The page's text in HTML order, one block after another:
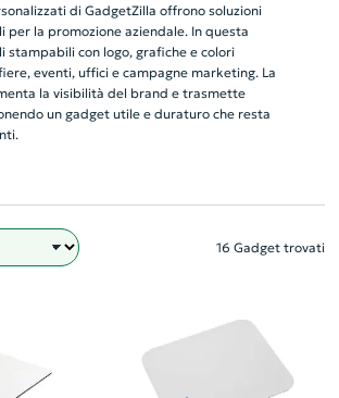
di GadgetZilla offrono soluzioni
per la promozione aziendale. In questa
stampabili con logo, grafiche e colori
eventi, uffici e campagne marketing. La
la visibilità del brand e trasmette
un gadget utile e duraturo che resta
16 Gadget trovati